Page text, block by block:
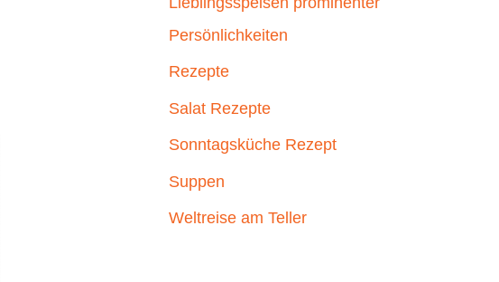
Persönlichkeiten
Rezepte
Salat Rezepte
Sonntagsküche Rezept
Suppen
Weltreise am Teller